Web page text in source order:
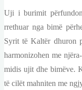
Uji i burimit
rrethuar nga bimë
Syrit të Kaltër dhuron
harmonizohen me
midis ujit dhe bimëve.
të cilët mahniten me